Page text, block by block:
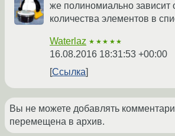
же полиномиально зависит
количества элементов в
Waterlaz ★★★★★
16.08.2016 18:31:53 +00:00
Ссылка
Вы не можете добавлять
перемещена в архив.